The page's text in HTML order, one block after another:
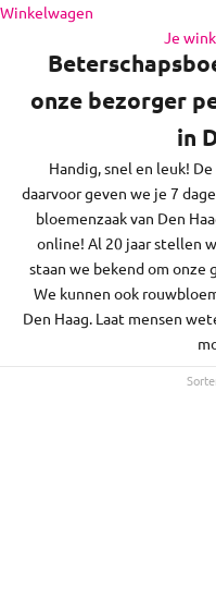
Naar inhoud
Winkelwagen
Je
de regio daaromheen,
onze bezorger
in
Handig, snel en leuk!
daarvoor geven we je 7
bloemenzaak van Den
online! Al 20 jaar stellen
staan we bekend om onze
We kunnen ook
Den Haag. Laat mensen